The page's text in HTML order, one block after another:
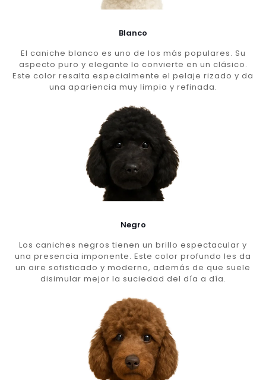
Blanco
El caniche blanco es uno de los más populares. Su
aspecto puro y elegante lo convierte en un clásico.
Este color resalta especialmente el pelaje rizado y da
una apariencia muy limpia y refinada.
Negro
Los caniches negros tienen un brillo espectacular y
una presencia imponente. Este color profundo les da
un aire sofisticado y moderno, además de que suele
disimular mejor la suciedad del día a día.